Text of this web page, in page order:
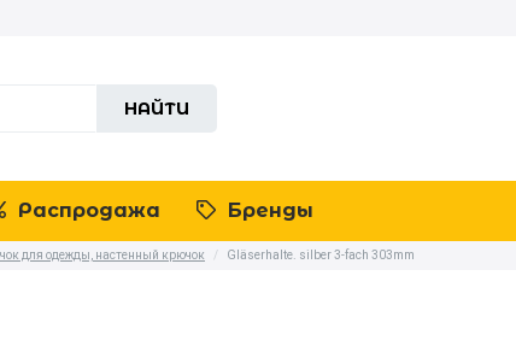
НАЙТИ
Распродажа Бренды
для одежды, настенный крючок / Gläserhalte. silber 3-fach 303mm